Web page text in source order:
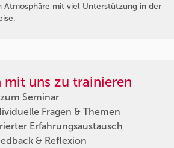
Atmosphäre mit viel Unterstützung in der
mit uns zu trainieren
Seminar
Fragen & Themen
Erfahrungsaustausch
& Reflexion